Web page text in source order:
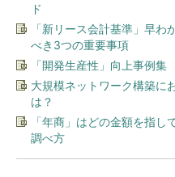
ド
「新リース会計基準」早
べき3つの重要事項
「開発生産性」向上事例
大規模ネットワーク構築に
は？
「年商」はどの金額を指
調べ方